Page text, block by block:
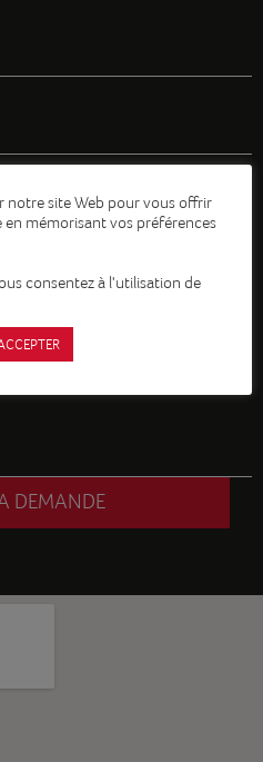
notre site Web pour vous offrir
mémorisant vos préférences
consentez à l'utilisation de